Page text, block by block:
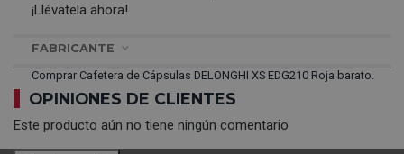
¡Llévatela ahora!
FABRICANTE
Comprar Cafetera de Cápsulas DELONGHI XS EDG210 Roja barato.
OPINIONES DE CLIENTES
Este producto aún no tiene ningún comentario